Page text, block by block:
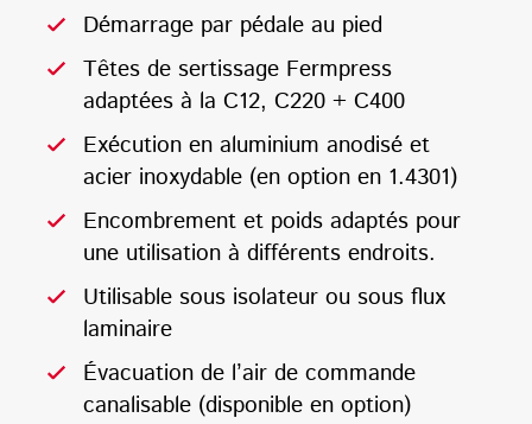
Démarrage par pédale au pied
Têtes de sertissage Fermpress
adaptées à la C12, C220 + C400
Exécution en aluminium anodisé et
acier inoxydable (en option en 1.4301)
Encombrement et poids adaptés pour
une utilisation à différents endroits.
Utilisable sous isolateur ou sous flux
laminaire
Évacuation de l’air de commande
canalisable (disponible en option)